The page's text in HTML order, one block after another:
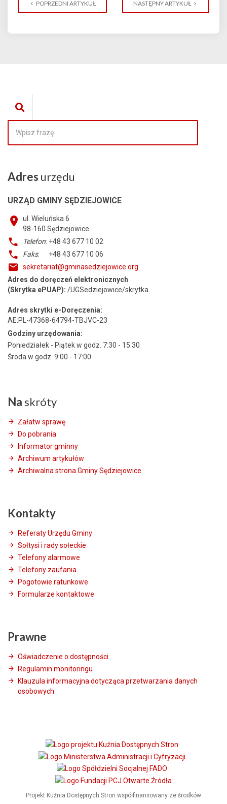
POPRZEDNI ARTYKUŁ NASTĘPNY ARTYKUŁ
Adres urzędu
URZĄD GMINY SĘDZIEJOWICE
ul. Wieluńska 6
98-160 Sędziejowice
Telefon: +48 43 677 10 02
Faks: +48 43 677 10 06
sekretariat@gminasedziejowice.org
Adres do doręczeń elektronicznych
(Skrytka ePUAP): /UGSedziejowice/skrytka
Adres skrytki e-Doręczenia:
AE:PL-47368-64794-TBJVC-23
Godziny urzędowania:
Poniedziałek - Piątek w godz. 7:30 - 15:30
Środa w godz. 9:00 - 17:00
Na skróty
Załatw sprawę
Do pobrania
Informator gminny
Archiwum artykułów
Archiwalna strona Gminy Sędziejowice
Kontakty
Referaty Urzędu Gminy
Sołtysi i rady sołeckie
Telefony alarmowe
Telefony zaufania
Pogotowie ratunkowe
Formularze kontaktowe
Prawne
Oświadczenie o dostępności
Regulamin monitoringu
Klauzula informacyjna dotycząca przetwarzania danych
osobowych
Projekt Kuźnia Dostępnych Stron współfinansowany ze środków